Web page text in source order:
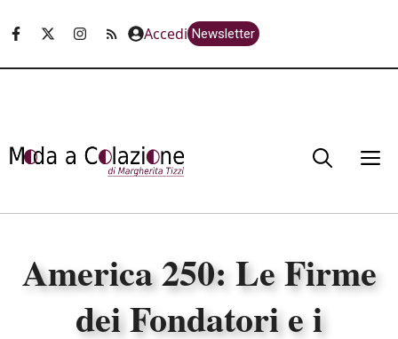
Accedi Newsletter
America 250: Le Firme
dei Fondatori e i